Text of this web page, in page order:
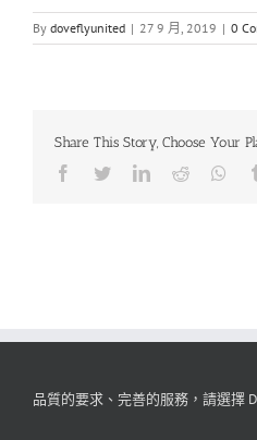
By doveflyunited | 27 9 月, 2019 | 0
Share This Story, Choose Your
品質的要求、完善的服務，請選擇